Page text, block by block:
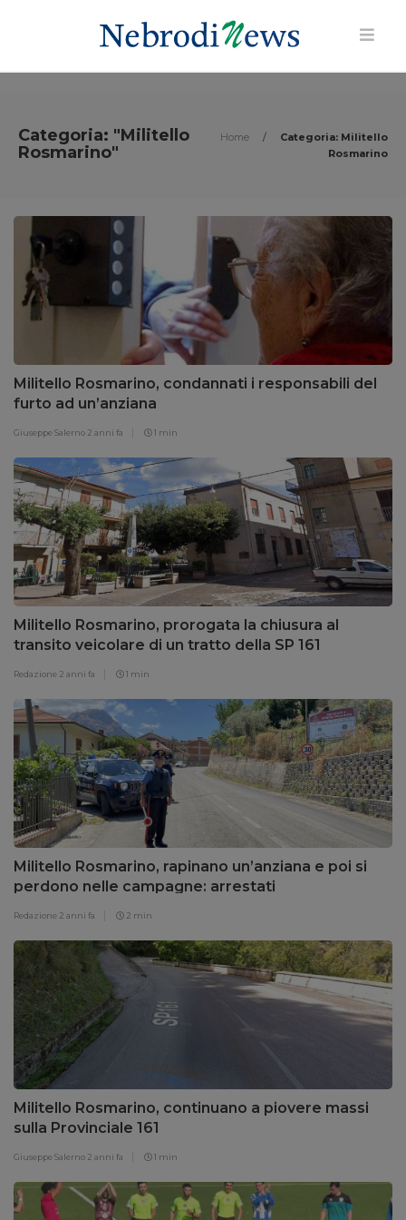
Categoria: "Militello
Rosmarino"
Home /
Categoria: Militello
Rosmarino
Militello Rosmarino, condannati i responsabili del
furto ad un’anziana
Giuseppe Salerno 2 anni fa 1 min
Militello Rosmarino, prorogata la chiusura al
transito veicolare di un tratto della SP 161
Redazione 2 anni fa 1 min
Militello Rosmarino, rapinano un’anziana e poi si
perdono nelle campagne: arrestati
Redazione 2 anni fa 2 min
Militello Rosmarino, continuano a piovere massi
sulla Provinciale 161
Giuseppe Salerno 2 anni fa 1 min